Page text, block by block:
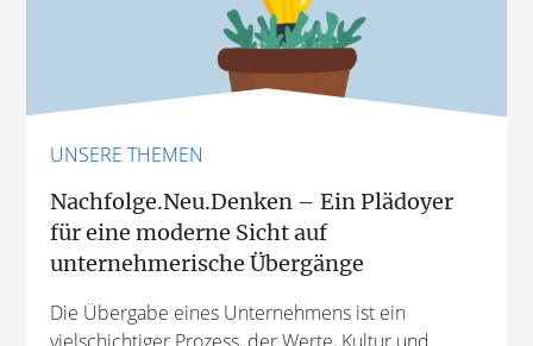
UNSERE THEMEN
Nachfolge.Neu.Denken – Ein Plädoyer
für eine moderne Sicht auf
unternehmerische Übergänge
Die Übergabe eines Unternehmens ist ein